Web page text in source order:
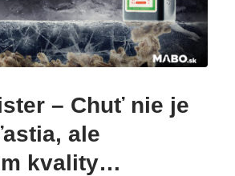
– Chuť nie je
ale
kvality…